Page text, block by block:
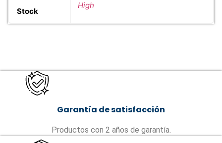
Stock
High
Garantía de satisfacción
Productos con 2 años de garantía.